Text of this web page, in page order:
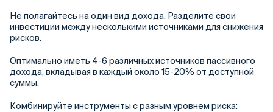
Не полагайтесь на один вид дохода. Разделите свои
инвестиции между несколькими источниками для снижения
рисков.
Оптимально иметь 4-6 различных источников пассивного
дохода, вкладывая в каждый около 15-20% от доступной
суммы.
Комбинируйте инструменты с разным уровнем риска: